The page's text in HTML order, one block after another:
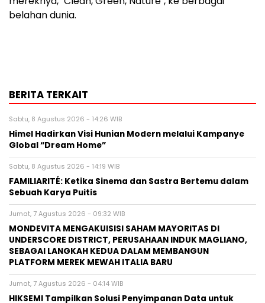
belahan dunia.
BERITA TERKAIT
Sabtu, 8 Agustus 2026 - 14:26 WIB
Himel Hadirkan Visi Hunian Modern melalui Kampanye
Global “Dream Home”
Sabtu, 8 Agustus 2026 - 14:19 WIB
FAMILIARITÉ: Ketika Sinema dan Sastra Bertemu dalam
Sebuah Karya Puitis
Jumat, 7 Agustus 2026 - 09:32 WIB
MONDEVITA MENGAKUISISI SAHAM MAYORITAS DI
UNDERSCORE DISTRICT, PERUSAHAAN INDUK MAGLIANO,
SEBAGAI LANGKAH KEDUA DALAM MEMBANGUN
PLATFORM MEREK MEWAH ITALIA BARU
Jumat, 7 Agustus 2026 - 04:14 WIB
HIKSEMI Tampilkan Solusi Penyimpanan Data untuk